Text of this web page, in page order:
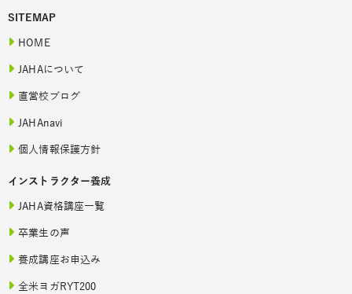
SITEMAP
HOME
JAHAについて
直営校ブログ
JAHAnavi
個人情報保護方針
インストラクター養成
JAHA資格講座一覧
卒業生の声
養成講座お申込み
全米ヨガRYT200